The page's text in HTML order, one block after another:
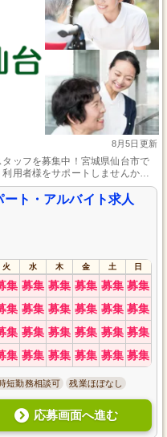
8月5日更新
ッフを募集中！宮城県仙台市で
用者様をサポートしませんか？
看護技術を活かし、安心して過
合わせた柔軟な働き方が可能
。地域社会に貢献するやりがい
ト・アルバイト求人
火 水 木 金 土 日
集 募集 募集 募集 募集 募集
集 募集 募集 募集 募集 募集
集 募集 募集 募集 募集 募集
集 募集 募集 募集 募集 募集
短勤務相談可 残業ほぼなし
応募画面へ進む